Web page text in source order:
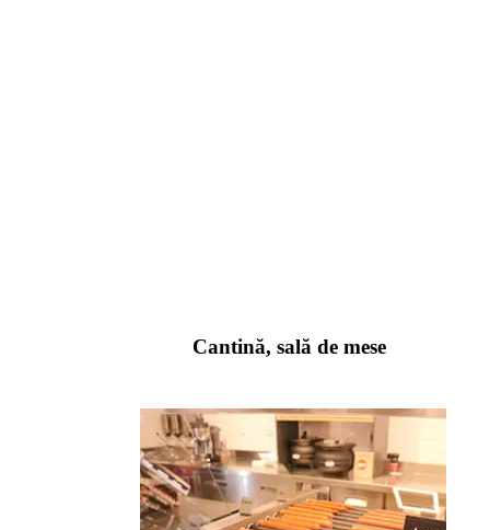
Cantină, sală de mese